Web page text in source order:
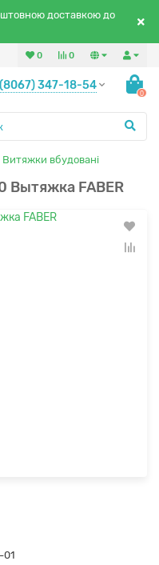
доставкою до
0
0
347-18-54
0
Витяжки вбудовані
Вытяжка FABER
01